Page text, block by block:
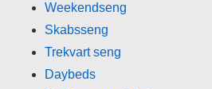
Weekendseng
Skabsseng
Trekvart seng
Daybeds